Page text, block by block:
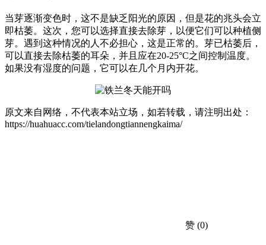
当芽逐渐变色时，这不是缺乏阳光的原因，但是花的兆头会立
即枯萎。这次，您可以选择直接去除芽，以便它们可以种植侧
芽。遇到这种情况的人不必担心，这是正常的。芽已枯萎后，
可以直接去除枯萎的耳朵，并且应在20-25°C之间控制温度。
如果没有湿度的问题，它可以在几个月内开花。
原文来自网络，不代表本站立场，如若转载，请注明出处：
https://huahuacc.com/tielandongtiannengkaima/
赞 (0)